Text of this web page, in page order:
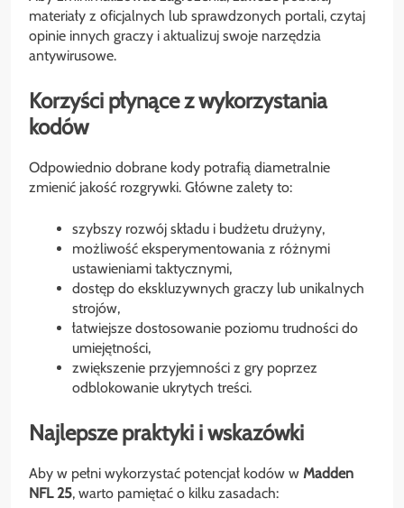
materiały z oficjalnych lub sprawdzonych portali, czytaj
opinie innych graczy i aktualizuj swoje narzędzia
antywirusowe.
Korzyści płynące z wykorzystania
kodów
Odpowiednio dobrane kody potrafią diametralnie
zmienić jakość rozgrywki. Główne zalety to:
szybszy rozwój składu i budżetu drużyny,
możliwość eksperymentowania z różnymi
ustawieniami taktycznymi,
dostęp do ekskluzywnych graczy lub unikalnych
strojów,
łatwiejsze dostosowanie poziomu trudności do
umiejętności,
zwiększenie przyjemności z gry poprzez
odblokowanie ukrytych treści.
Najlepsze praktyki i wskazówki
Aby w pełni wykorzystać potencjał kodów w Madden
NFL 25, warto pamiętać o kilku zasadach: